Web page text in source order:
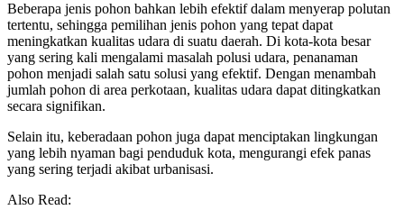
Beberapa jenis pohon bahkan lebih efektif dalam menyerap polutan
tertentu, sehingga pemilihan jenis pohon yang tepat dapat
meningkatkan kualitas udara di suatu daerah. Di kota-kota besar
yang sering kali mengalami masalah polusi udara, penanaman
pohon menjadi salah satu solusi yang efektif. Dengan menambah
jumlah pohon di area perkotaan, kualitas udara dapat ditingkatkan
secara signifikan.
Selain itu, keberadaan pohon juga dapat menciptakan lingkungan
yang lebih nyaman bagi penduduk kota, mengurangi efek panas
yang sering terjadi akibat urbanisasi.
Also Read: